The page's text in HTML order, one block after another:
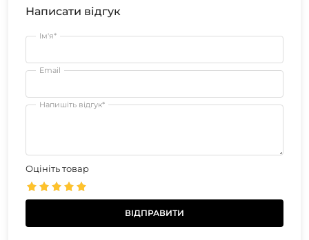
Написати відгук
Ім'я*
Email
Напишіть відгук*
Оцініть товар